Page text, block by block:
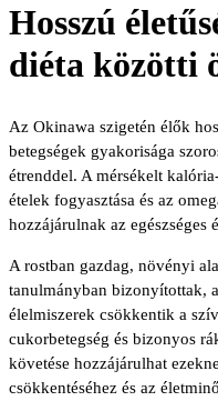
Hosszú
diéta közötti
Az Okinawa szigetén élők
betegségek gyakorisága
étrenddel. A mérsékelt
ételek fogyasztása és az
hozzájárulnak az egészséges
A rostban gazdag, növényi
tanulmányban bizonyítottak,
élelmiszerek csökkentik a
cukorbetegség és bizonyos
követése hozzájárulhat
csökkentéséhez és az